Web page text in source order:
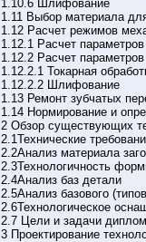
1.10.6 Шлифование
1.11 Выбор материала
1.12 Расчет режимов
1.12.1 Расчет
1.12.2 Расчет
1.12.2.1 Токарная
1.12.2.2 Шлифование
1.13 Ремонт зубчатых
1.14 Нормирование и
2 Обзор существующих
2.1Технические
2.2Анализ материала
2.3Технологичность
2.4Анализ баз детали
2.5Анализ базового
2.6Технологическое
2.7 Цели и задачи
3 Проектирование